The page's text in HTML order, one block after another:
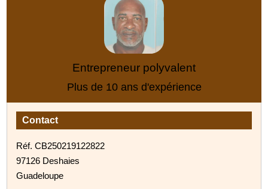
Entrepreneur polyvalent
Plus de 10 ans d'expérience
Contact
Réf. CB250219122822
97126 Deshaies
Guadeloupe